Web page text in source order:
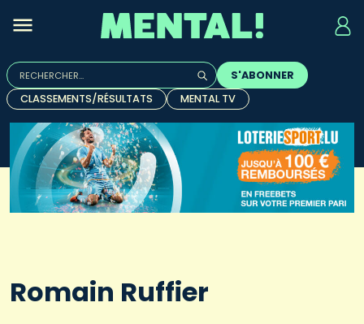
Rechercher :
Quand les résultats de l'auto-complétion sont
S'ABONNER
CLASSEMENTS/RÉSULTATS
MENTAL TV
Romain Ruffier